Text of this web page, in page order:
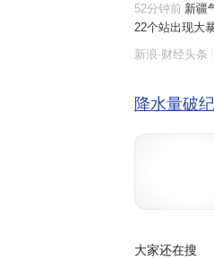
52分钟前 新疆
22个站出现大
和田市6月19
新浪·财经头条
降水量破
大家还在搜